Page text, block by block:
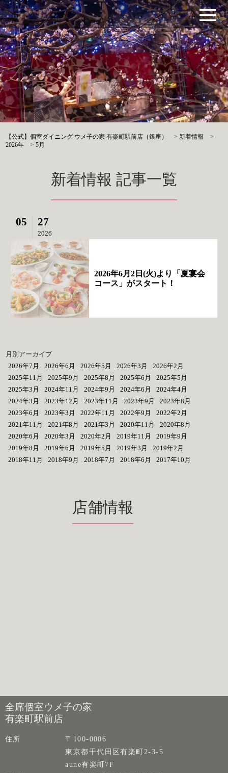
【公式】個室ダイニング ウメ子の家 有楽町駅前店（銀座） >新着情報
>
2026年
>5月
新着情報 記事一覧
05 27
2026
2026年6月2日(火)より「夏宴会
コース」がスタート！
月別アーカイブ
2026年7月
2026年6月 2026年5月 2026年3月
2026年2月
2025年11月
2025年9月 2025年8月 2025年6月
2025年5月
2025年3月
2024年11月 2024年9月 2024年6月
2024年4月
2024年3月
2023年12月 2023年11月 2023年9月
2023年8月
2023年6月
2023年3月 2022年11月 2022年9月
2022年2月
2021年11月
2021年8月 2021年3月 2020年11月
2020年8月
2020年6月
2020年3月 2020年2月 2019年11月
2019年9月
2019年8月
2019年6月 2019年5月 2019年3月
2019年2月
2018年11月
2018年9月 2018年7月 2018年6月 2017年10月
店舗情報
全席個室ウメ子の家
有楽町駅前店
住所
〒100-0006
東京都千代田区有楽町2-3-5
aune有楽町7F